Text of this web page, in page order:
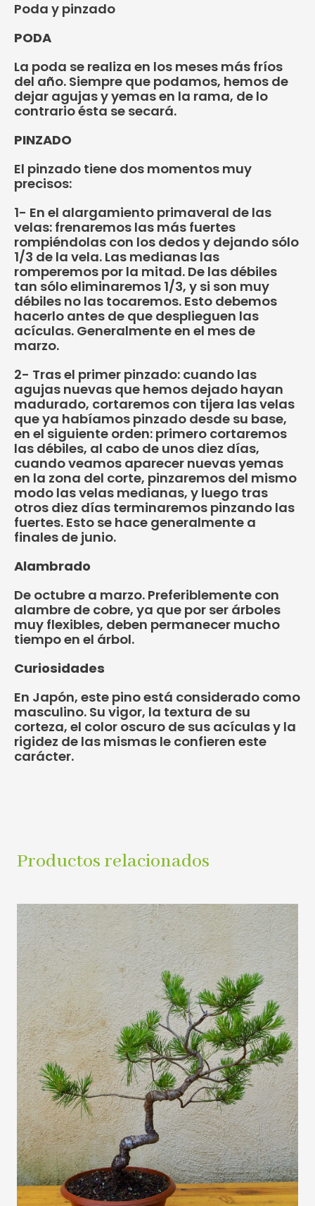
Poda y pinzado
PODA
La poda se realiza en los meses más fríos
del año. Siempre que podamos, hemos de
dejar agujas y yemas en la rama, de lo
contrario ésta se secará.
PINZADO
El pinzado tiene dos momentos muy
precisos:
1- En el alargamiento primaveral de las
velas: frenaremos las más fuertes
rompiéndolas con los dedos y dejando sólo
1/3 de la vela. Las medianas las
romperemos por la mitad. De las débiles
tan sólo eliminaremos 1/3, y si son muy
débiles no las tocaremos. Esto debemos
hacerlo antes de que desplieguen las
acículas. Generalmente en el mes de
marzo.
2- Tras el primer pinzado: cuando las
agujas nuevas que hemos dejado hayan
madurado, cortaremos con tijera las velas
que ya habíamos pinzado desde su base,
en el siguiente orden: primero cortaremos
las débiles, al cabo de unos diez días,
cuando veamos aparecer nuevas yemas
en la zona del corte, pinzaremos del mismo
modo las velas medianas, y luego tras
otros diez días terminaremos pinzando las
fuertes. Esto se hace generalmente a
finales de junio.
Alambrado
De octubre a marzo. Preferiblemente con
alambre de cobre, ya que por ser árboles
muy flexibles, deben permanecer mucho
tiempo en el árbol.
Curiosidades
En Japón, este pino está considerado como
masculino. Su vigor, la textura de su
corteza, el color oscuro de sus acículas y la
rigidez de las mismas le confieren este
carácter.
Productos relacionados